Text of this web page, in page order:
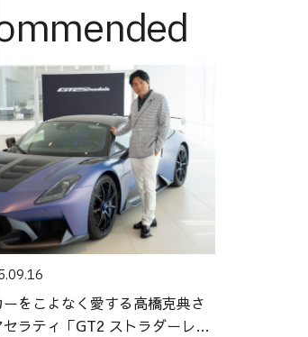
をこよなく愛する高橋克典さ
ラティ「GT2 ストラダーレ」